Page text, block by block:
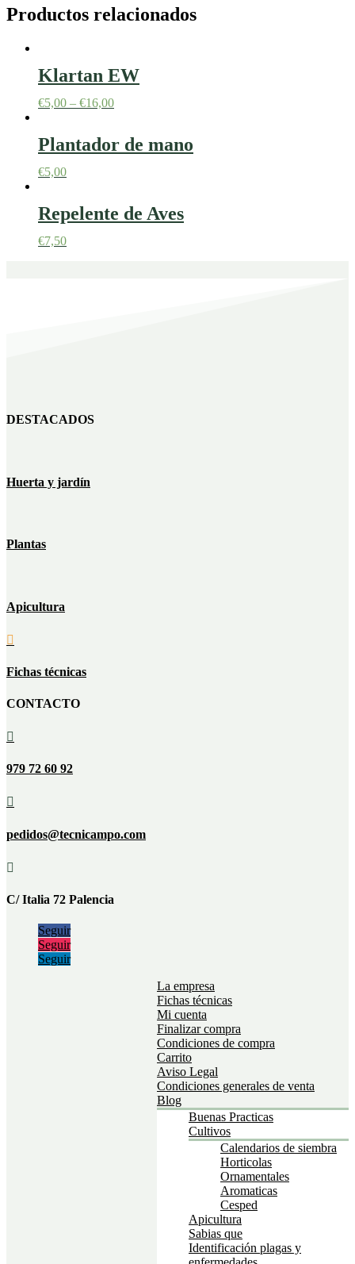
Productos relacionados
Klartan EW
€5,00 – €16,00
Plantador de mano
€5,00
Repelente de Aves
€7,50
DESTACADOS
Huerta y jardín
Plantas
Apicultura

Fichas técnicas
CONTACTO

979 72 60 92

pedidos@tecnicampo.com

C/ Italia 72 Palencia
Seguir
Seguir
Seguir
La empresa
Fichas técnicas
Mi cuenta
Finalizar compra
Condiciones de compra
Carrito
Aviso Legal
Condiciones generales de venta
Blog
Buenas Practicas
Cultivos
Calendarios de siembra
Horticolas
Ornamentales
Aromaticas
Cesped
Apicultura
Sabias que
Identificación plagas y